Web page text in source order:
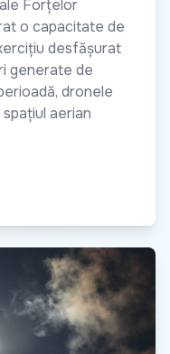
Forțelor
o capacitate de
desfășurat
generate de
dronele
aerian